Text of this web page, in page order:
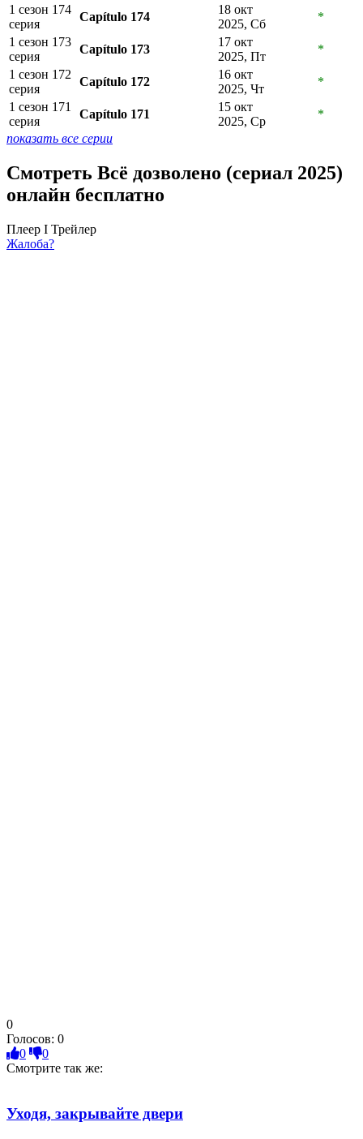
1 сезон 174
серия
Capítulo 174
18 окт
2025, Сб
*
1 сезон 173
серия
Capítulo 173
17 окт
2025, Пт
*
1 сезон 172
серия
Capítulo 172
16 окт
2025, Чт
*
1 сезон 171
серия
Capítulo 171
15 окт
2025, Ср
*
показать все серии
Смотреть Всё дозволено (сериал 2025)
онлайн бесплатно
Плеер I Трейлер
Жалоба?
0
Голосов: 0
0
0
Смотрите так же:
Уходя, закрывайте двери